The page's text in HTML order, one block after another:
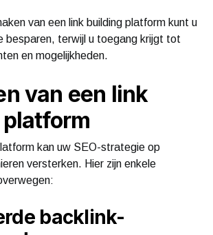
van een link building platform kunt u
besparen, terwijl u toegang krijgt tot
en mogelijkheden.
van een link
kan uw SEO-strategie op
versterken. Hier zijn enkele
backlink-